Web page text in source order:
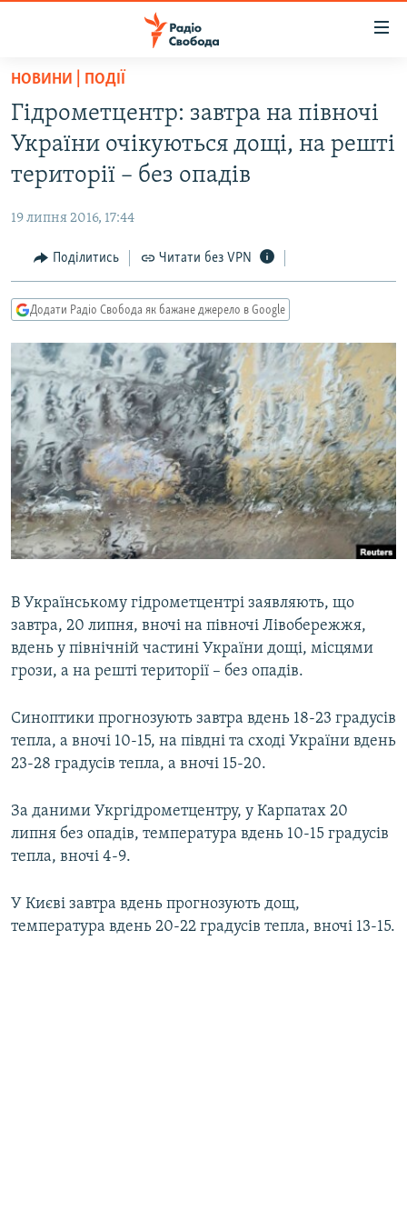
Перейти
основного
матеріалу
Перейти
до
основної
Перейти
до
пошуку
ВСЕ ЗА ДОБУ
СТАТТІ
СУСПІЛЬСТВО
УКРАЇНА
СВІТ
РОСІЙСЬКА «ФІЛЬТРАЦІЯ»
ДОНБАС.РЕАЛІЇ
ТИ ЯК?
СХЕМИ
КИТАЙ.ВИКЛИКИ
МУЛЬТИМЕДІА
ФОТО
СПЕЦПРОЄКТИ
ПОДКАСТИ
РУС
УКР
КТАТ
ДОЛУЧАЙСЯ!
Усі сайти RFE/RL
НОВИНИ | ПОДІЇ
Гідрометцентр: завтра на півночі
України очікуються дощі, на решті
території – без опадів
19 липня 2016, 17:44
Поділитись Читати без VPN
Додати Радіо Свобода як бажане джерело в Google
В Українському гідрометцентрі заявляють, що
завтра, 20 липня, вночі на півночі Лівобережжя,
вдень у північній частині України дощі, місцями
грози, а на решті території – без опадів.
Синоптики прогнозують завтра вдень 18-23 градусів
тепла, а вночі 10-15, на півдні та сході України вдень
23-28 градусів тепла, а вночі 15-20.
За даними Укргідрометцентру, у Карпатах 20
липня без опадів, температура вдень 10-15 градусів
тепла, вночі 4-9.
У Києві завтра вдень прогнозують дощ,
температура вдень 20-22 градусів тепла, вночі 13-15.